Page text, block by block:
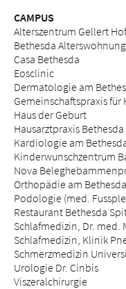
CAMPUS
Alterszentrum Gellert Hof
Bethesda
Casa Bethesda
Eosclinic
Dermatologie am
Gemeinschaftspraxis
Haus der Geburt
Hausarztpraxis Bethesda
Kardiologie am
Kinderwunschzentrum
Nova
Orthopädie am
Podologie (med.
Restaurant Bethesda
Schlafmedizin, Dr. med.
Schlafmedizin, Klinik
Schmerzmedizin
Urologie Dr. Cinbis
Viszeralchirurgie